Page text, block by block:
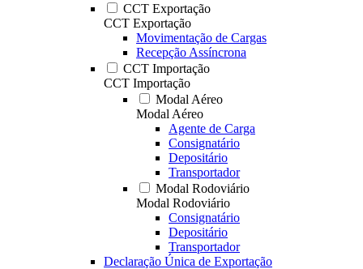
CCT Exportação
CCT Exportação
Movimentação de Cargas
Recepção Assíncrona
CCT Importação
CCT Importação
Modal Aéreo
Modal Aéreo
Agente de Carga
Consignatário
Depositário
Transportador
Modal Rodoviário
Modal Rodoviário
Consignatário
Depositário
Transportador
Declaração Única de Exportação